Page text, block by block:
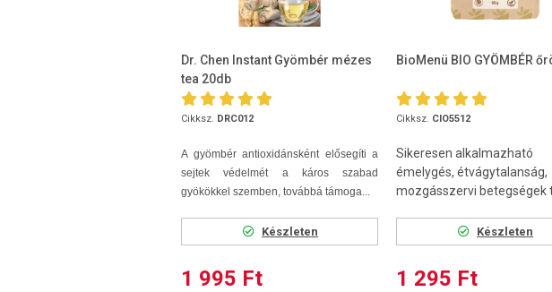
Dr. Chen Instant Gyömbér mézes
tea 20db
Cikksz. DRC012
A gyömbér antioxidánsként elősegíti a
sejtek védelmét a káros szabad
gyökökkel szemben, továbbá támoga...
Készleten
1 995 Ft
BioMenü BIO GYÖMBÉR
Cikksz. CIO5512
Sikeresen alkalmazható
émelygés, étvágytalanság,
mozgásszervi betegségek
Készleten
1 295 Ft